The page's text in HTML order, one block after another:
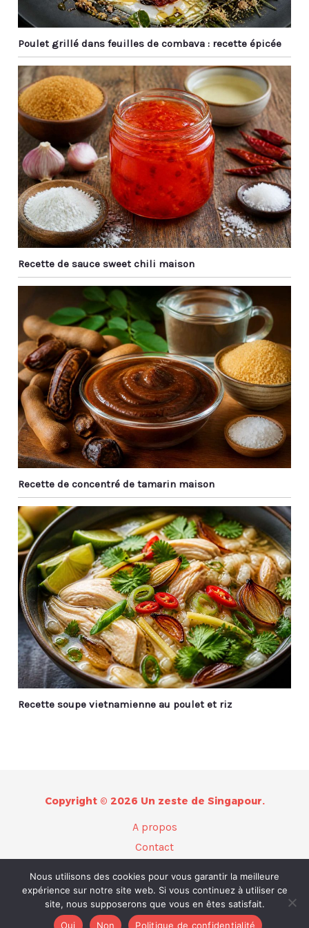
pour la cuisine asiatique
comme le ragoût de
kung pao et les
boulettes et même
certains aliments du
Moyen-Orient. Il peut
également être utilisé
pour préparer des
aliments de tous les
jours tels que les pâtes.
Au En même temps, les
baguettes en métal ont
de beaux motifs laser et
un savoir-faire élégant,
qui sont des cadeaux
idéaux pour Noël, les
anniversaires, les
anniversaires, etc.
japonais.
Poulet grillé dans feuilles de combava : recette épicée
Recette de sauce sweet chili maison
Recette de concentré de tamarin maison
Recette soupe vietnamienne au poulet et riz
Copyright © 2026 Un zeste de Singapour.
A propos
Contact
Mentions légales
Politique de confidentialité
Nous utilisons des cookies pour vous garantir la meilleure
expérience sur notre site web. Si vous continuez à utiliser ce
site, nous supposerons que vous en êtes satisfait.
Oui
Non Politique de confidentialité